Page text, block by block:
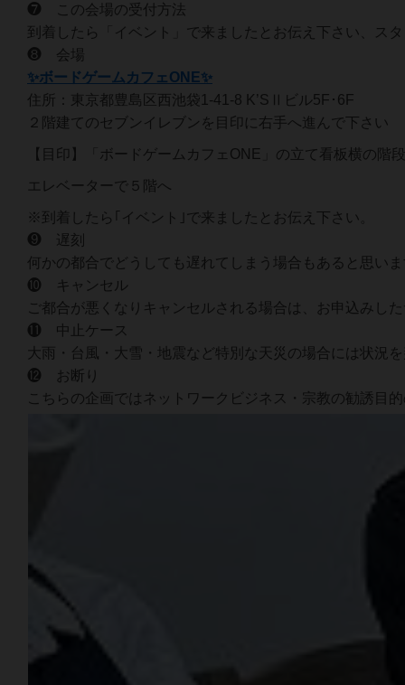
❼ この会場の受付方法
到着したら「イベント」で来ましたとお伝え下さい、ス
❽ 会場
✨ボードゲームカフェONE✨
住所：東京都豊島区西池袋1-41-8 K’SⅡビル5F･6F
２階建てのセブンイレブンを目印に右手へ進んで下さい
【目印】「ボードゲームカフェONE」の立て看板横の階
エレベーターで５階へ
※到着したら｢イベント｣で来ましたとお伝え下さい。
❾ 遅刻
何かの都合でどうしても遅れてしまう場合もあると思い
❿ キャンセル
ご都合が悪くなりキャンセルされる場合は、お申込みし
⓫ 中止ケース
大雨・台風・大雪・地震など特別な天災の場合には状況
⓬ お断り
こちらの企画ではネットワークビジネス・宗教の勧誘目